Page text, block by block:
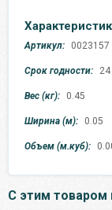
Артикул: 0023157
Срок годности:
Вес (кг): 0.45
Ширина (м): 0.05
Объем (м.куб):
С этим товаром